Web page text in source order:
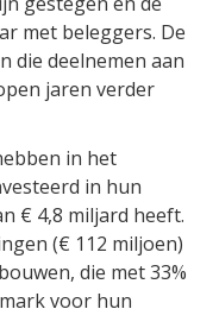
met beleggers. De
die deelnemen aan
jaren verder
in het
in hun
€ 4,8 miljard heeft.
(€ 112 miljoen)
die met 33%
voor hun